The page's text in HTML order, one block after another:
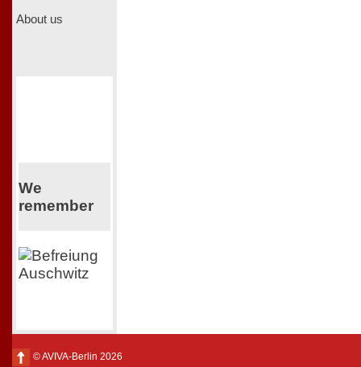
About us
We
remember
© AVIVA-Berlin 2026